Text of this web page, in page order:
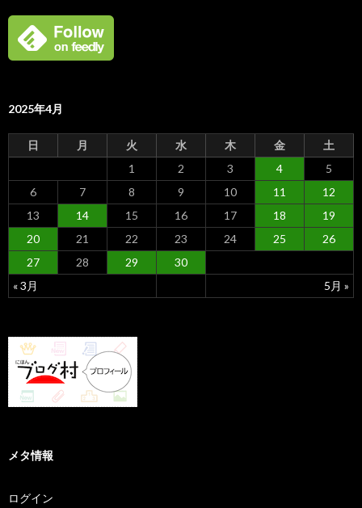
2025年4月
日 月 火 水 木 金 土
« 3月 5月 »
1 2 3 4
5
6
7 8 9 10 11
12
13
14 15 16 17 18
19
20
21 22 23 24 25
26
27
28 29 30
メタ情報
ログイン